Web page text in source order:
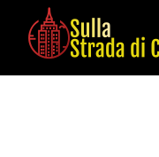
main
primary
footer
Sulla